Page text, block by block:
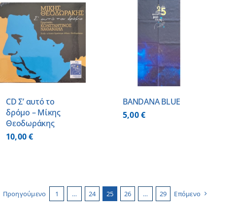
CD Σ’ αυτό το
δρόμο – Μίκης
Θεοδωράκης
10,00€
ΠΡΟΣΘΗΚΗ ΣΤΟ
ΚΑΛΑΘΙ
ΛΕΠΤΟΜΕΡΕΙΕΣ
BANDANA BLUE
5,00€
Προηγούμενο 1 … 24 25 26 … 29 Επόμενο